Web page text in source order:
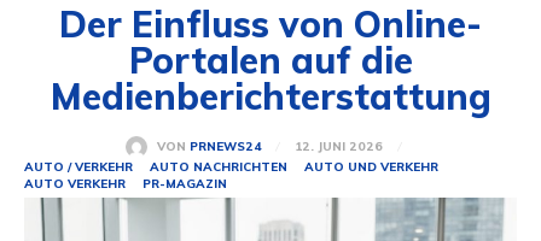
Der Einfluss von Online-
Portalen auf die
Medienberichterstattung
VON PRNEWS24
12. JUNI 2026
AUTO / VERKEHR
AUTO NACHRICHTEN
AUTO UND VERKEHR
AUTO VERKEHR
PR-MAGAZIN